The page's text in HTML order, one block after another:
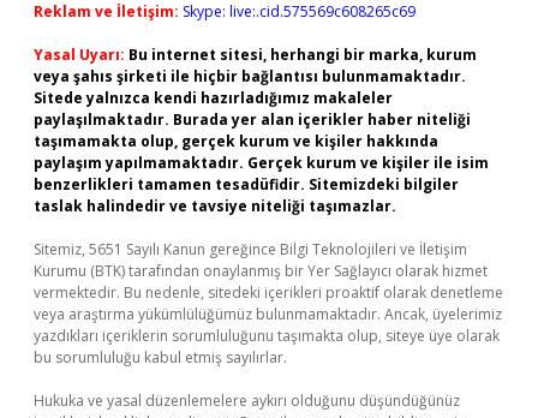
Reklam ve İletişim: Skype: live:.cid.575569c608265c69
Yasal Uyarı: Bu internet sitesi, herhangi bir marka, kurum
veya şahıs şirketi ile hiçbir bağlantısı bulunmamaktadır.
Sitede yalnızca kendi hazırladığımız makaleler
paylaşılmaktadır. Burada yer alan içerikler haber niteliği
taşımamakta olup, gerçek kurum ve kişiler hakkında
paylaşım yapılmamaktadır. Gerçek kurum ve kişiler ile isim
benzerlikleri tamamen tesadüfidir. Sitemizdeki bilgiler
taslak halindedir ve tavsiye niteliği taşımazlar.
Sitemiz, 5651 Sayılı Kanun gereğince Bilgi Teknolojileri ve İletişim
Kurumu (BTK) tarafından onaylanmış bir Yer Sağlayıcı olarak hizmet
vermektedir. Bu nedenle, sitedeki içerikleri proaktif olarak denetleme
veya araştırma yükümlülüğümüz bulunmamaktadır. Ancak, üyelerimiz
yazdıkları içeriklerin sorumluluğunu taşımakta olup, siteye üye olarak
bu sorumluluğu kabul etmiş sayılırlar.
Hukuka ve yasal düzenlemelere aykırı olduğunu düşündüğünüz